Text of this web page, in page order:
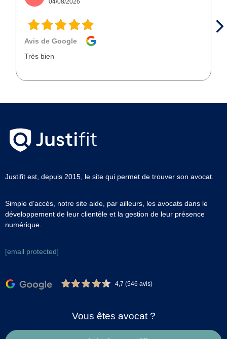
04/08/2026
Avis de Google
Très bien
Justifit est, depuis 2015, le site qui permet de trouver son avocat.
Simple d’accès, notre site aide, par ailleurs, les avocats dans le
développement de leur clientèle et la gestion de leur présence
numérique.
[email protected]
4,7 (546 avis)
Vous êtes avocat ?